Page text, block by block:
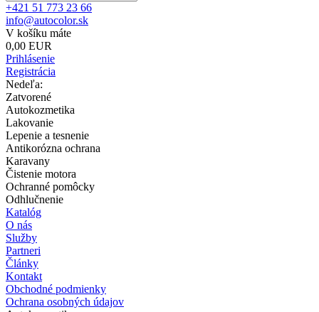
+421 51 773 23 66
info@autocolor.sk
V košíku máte
0,00 EUR
Prihlásenie
Registrácia
Nedeľa:
Zatvorené
Autokozmetika
Lakovanie
Lepenie a tesnenie
Antikorózna ochrana
Karavany
Čistenie motora
Ochranné pomôcky
Odhlučnenie
Katalóg
O nás
Služby
Partneri
Články
Kontakt
Obchodné podmienky
Ochrana osobných údajov